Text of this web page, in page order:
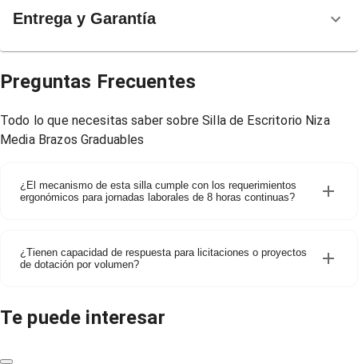
Entrega y Garantía
Preguntas Frecuentes
Todo lo que necesitas saber sobreSilla de Escritorio Niza
Media Brazos Graduables
¿El mecanismo de esta silla cumple con los requerimientos
ergonómicos para jornadas laborales de 8 horas continuas?
¿Tienen capacidad de respuesta para licitaciones o proyectos
de dotación por volumen?
Te puede interesar